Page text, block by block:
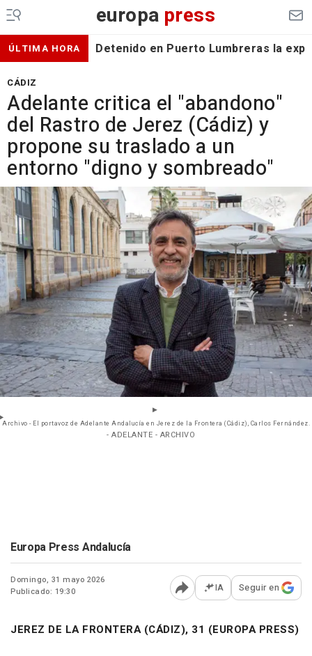
europa press
ÚLTIMA HORA Detenido en Puerto Lumbreras la
CÁDIZ
Adelante critica el "abandono"
del Rastro de Jerez (Cádiz) y
propone su traslado a un
entorno "digno y sombreado"
Archivo - El portavoz de Adelante Andalucía en Jerez de la Frontera (Cádiz), Carlos Fernández.
- ADELANTE - ARCHIVO
Europa Press Andalucía
Domingo, 31 mayo 2026
Publicado: 19:30
Abrir opciones para
IA Seguir en
JEREZ DE LA FRONTERA (CÁDIZ), 31 (EUROPA PRESS)